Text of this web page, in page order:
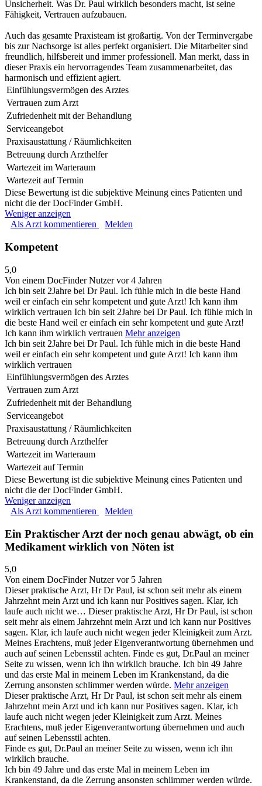
Unsicherheit. Was Dr. Paul wirklich besonders macht, ist seine
Fähigkeit, Vertrauen aufzubauen.
Auch das gesamte Praxisteam ist großartig. Von der Terminvergabe
bis zur Nachsorge ist alles perfekt organisiert. Die Mitarbeiter sind
freundlich, hilfsbereit und immer professionell. Man merkt, dass in
dieser Praxis ein hervorragendes Team zusammenarbeitet, das
harmonisch und effizient agiert.
Einfühlungsvermögen des Arztes
Vertrauen zum Arzt
Zufriedenheit mit der Behandlung
Serviceangebot
Praxisaustattung / Räumlichkeiten
Betreuung durch Arzthelfer
Wartezeit im Warteraum
Wartezeit auf Termin
Diese Bewertung ist die subjektive Meinung eines Patienten und
nicht die der DocFinder GmbH.
Weniger anzeigen
Als Arzt kommentieren
Melden
Kompetent
5,0
Von einem DocFinder Nutzervor 4 Jahren
Ich bin seit 2Jahre bei Dr Paul. Ich fühle mich in die beste Hand
weil er einfach ein sehr kompetent und gute Arzt! Ich kann ihm
wirklich vertrauen Ich bin seit 2Jahre bei Dr Paul. Ich fühle mich in
die beste Hand weil er einfach ein sehr kompetent und gute Arzt!
Ich kann ihm wirklich vertrauen Mehr anzeigen
Ich bin seit 2Jahre bei Dr Paul. Ich fühle mich in die beste Hand
weil er einfach ein sehr kompetent und gute Arzt! Ich kann ihm
wirklich vertrauen
Einfühlungsvermögen des Arztes
Vertrauen zum Arzt
Zufriedenheit mit der Behandlung
Serviceangebot
Praxisaustattung / Räumlichkeiten
Betreuung durch Arzthelfer
Wartezeit im Warteraum
Wartezeit auf Termin
Diese Bewertung ist die subjektive Meinung eines Patienten und
nicht die der DocFinder GmbH.
Weniger anzeigen
Als Arzt kommentieren
Melden
Ein Praktischer Arzt der noch genau abwägt, ob ein
Medikament wirklich von Nöten ist
5,0
Von einem DocFinder Nutzervor 5 Jahren
Dieser praktische Arzt, Hr Dr Paul, ist schon seit mehr als einem
Jahrzehnt mein Arzt und ich kann nur Positives sagen. Klar, ich
laufe auch nicht we… Dieser praktische Arzt, Hr Dr Paul, ist schon
seit mehr als einem Jahrzehnt mein Arzt und ich kann nur Positives
sagen. Klar, ich laufe auch nicht wegen jeder Kleinigkeit zum Arzt.
Meines Erachtens, muß jeder Eigenverantwortung übernehmen und
auch auf seinen Lebensstil achten. Finde es gut, Dr.Paul an meiner
Seite zu wissen, wenn ich ihn wirklich brauche. Ich bin 49 Jahre
und das erste Mal in meinem Leben im Krankenstand, da die
Zerrung ansonsten schlimmer werden würde. Mehr anzeigen
Dieser praktische Arzt, Hr Dr Paul, ist schon seit mehr als einem
Jahrzehnt mein Arzt und ich kann nur Positives sagen. Klar, ich
laufe auch nicht wegen jeder Kleinigkeit zum Arzt. Meines
Erachtens, muß jeder Eigenverantwortung übernehmen und auch
auf seinen Lebensstil achten.
Finde es gut, Dr.Paul an meiner Seite zu wissen, wenn ich ihn
wirklich brauche.
Ich bin 49 Jahre und das erste Mal in meinem Leben im
Krankenstand, da die Zerrung ansonsten schlimmer werden würde.